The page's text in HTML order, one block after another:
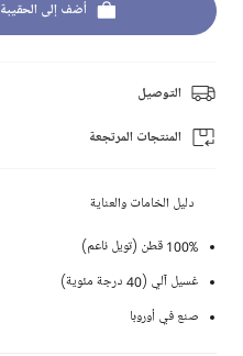
أضف إلى الحقيبة
التوصيل
المنتجات المرتجعة
دليل الخامات والعناية
100% قطن (تويل ناعم)
غسيل آلي (40 درجة مئوية)
صنع في أوروبا